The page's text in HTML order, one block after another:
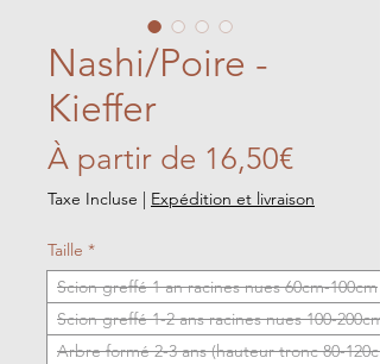
Nashi/Poire -
Kieffer
À partir de 16,50€Prix
Taxe Incluse Expédition et livraison
Taille *
Scion greffé 1 an racines nues 60cm-100cm
Scion greffé 1-2 ans racines nues 100-200cm
Arbre formé 2-3 ans (hauteur tronc 80-